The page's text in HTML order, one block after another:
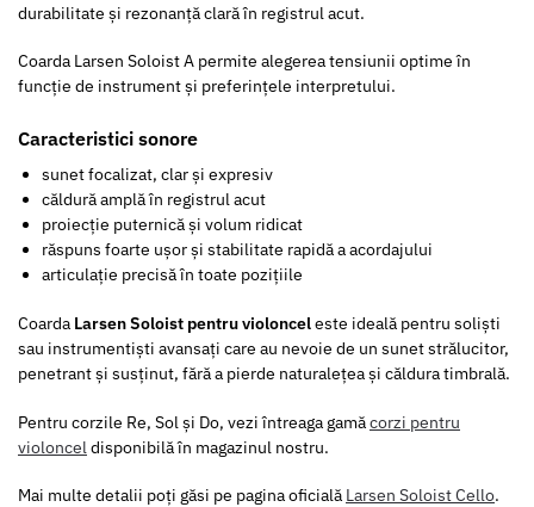
durabilitate și rezonanță clară în registrul acut.
Coarda Larsen Soloist A permite alegerea tensiunii optime în
funcție de instrument și preferințele interpretului.
Caracteristici sonore
sunet focalizat, clar și expresiv
căldură amplă în registrul acut
proiecție puternică și volum ridicat
răspuns foarte ușor și stabilitate rapidă a acordajului
articulație precisă în toate pozițiile
Coarda Larsen Soloist pentru violonceleste ideală pentru soliști
sau instrumentiști avansați care au nevoie de un sunet strălucitor,
penetrant și susținut, fără a pierde naturalețea și căldura timbrală.
Pentru corzile Re, Sol și Do, vezi întreaga gamăcorzi pentru
violoncel disponibilă în magazinul nostru.
Mai multe detalii poți găsi pe pagina oficială Larsen Soloist Cello.